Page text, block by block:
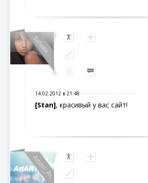
Забава
14.02.2012 в 21:48
[Stan], красивый у вас сайт!
Artem_Ar...